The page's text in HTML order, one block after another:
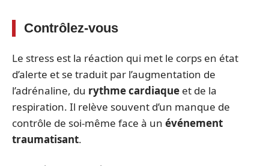
Contrôlez-vous
Le stress est la réaction qui met le corps en état
d’alerte et se traduit par l’augmentation de
l’adrénaline, du rythme cardiaque et de la
respiration. Il relève souvent d’un manque de
contrôle de soi-même face à un événement
traumatisant.